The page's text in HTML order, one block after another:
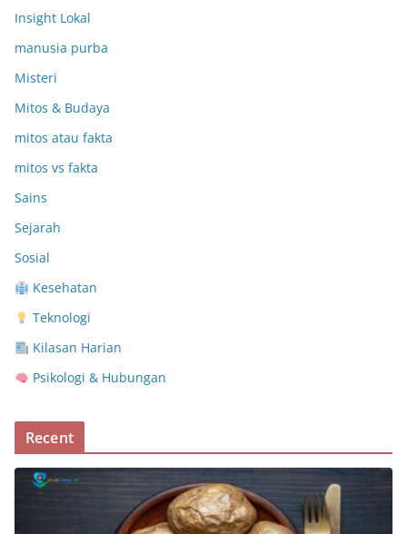
Insight Lokal
manusia purba
Misteri
Mitos & Budaya
mitos atau fakta
mitos vs fakta
Sains
Sejarah
Sosial
Kesehatan
Teknologi
Kilasan Harian
Psikologi & Hubungan
Recent